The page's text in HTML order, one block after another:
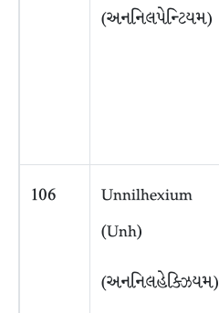
(અનનિલપેન્ટિયમ)
106
Unnilhexium
(Unh)
(અનનિલહેક્ઝિયમ)